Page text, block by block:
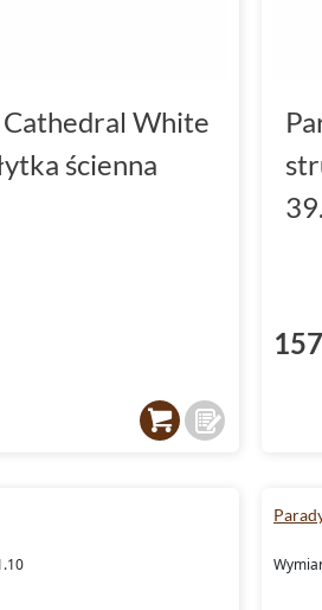
White
ścienna